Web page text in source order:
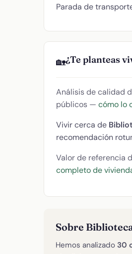
Parada de
🏡¿Te planteas
Análisis de calidad
públicos — cómo lo
Vivir cerca de
recomendación
Valor de referencia
completo de
Sobre
Hemos analizado 30